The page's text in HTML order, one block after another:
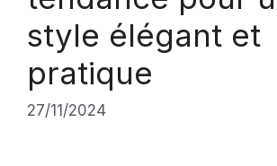
style élégant et
pratique
27/11/2024